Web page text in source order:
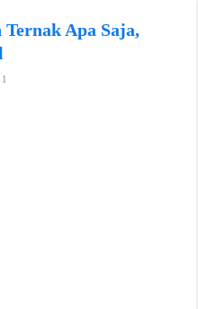
Apa Saja,
1